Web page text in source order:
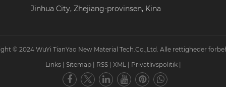
Jinhua City, Zhejiang-provinsen, Kina
© 2024 WuYi TianYao New Material Tech.Co.,Ltd. Alle rettigheder
Links
Sitemap RSS XML Privatlivspolitik